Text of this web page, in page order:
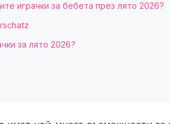
играчки за бебета през лято 2026?
за лято 2026?